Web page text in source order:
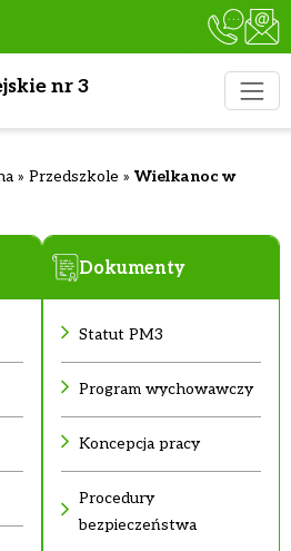
nr 3
» Przedszkole » Wielkanoc w
Dokumenty
Statut PM3
Program wychowawczy
Koncepcja pracy
Procedury
bezpieczeństwa